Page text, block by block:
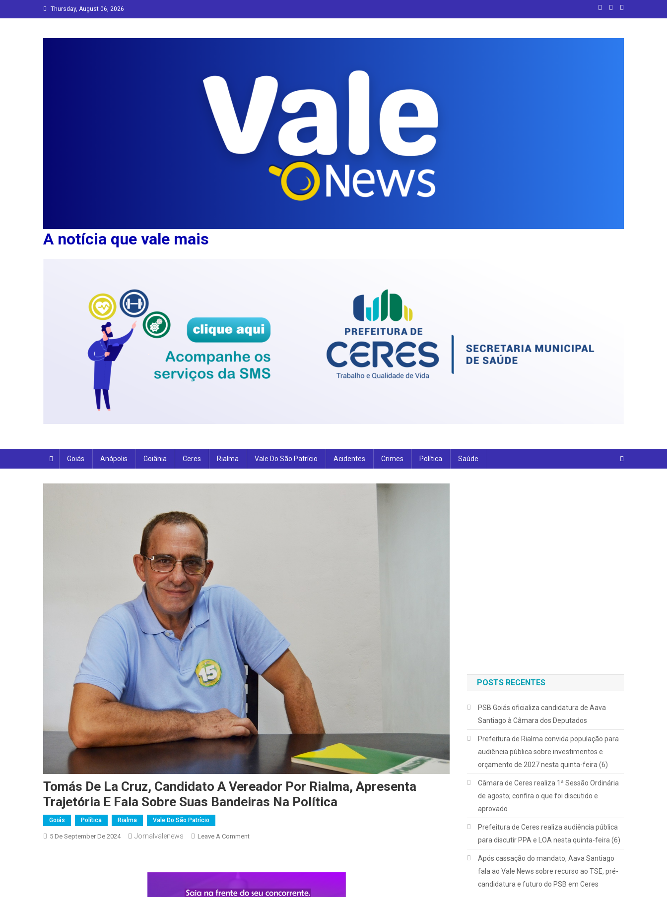
to
Thursday, August 06, 2026
A notícia que vale mais
Goiás Anápolis Goiânia Ceres Rialma Vale Do São Patrício Acidentes Crimes Política Saúde
Tomás De La Cruz, Candidato A Vereador Por Rialma, Apresenta
Trajetória E Fala Sobre Suas Bandeiras Na Política
Goiás Política Rialma Vale Do São Patrício
5 De September De 2024 Jornalvalenews Leave A CommentOn
Candidato
POSTS RECENTES
PSB Goiás oficializa candidatura de Aava
Santiago à Câmara dos Deputados
Prefeitura de Rialma convida população para
audiência pública sobre investimentos e
orçamento de 2027 nesta quinta-feira (6)
Câmara de Ceres realiza 1ª Sessão Ordinária
de agosto; confira o que foi discutido e
aprovado
Prefeitura de Ceres realiza audiência pública
para discutir PPA e LOA nesta quinta-feira (6)
Após cassação do mandato, Aava Santiago
fala ao Vale News sobre recurso ao TSE, pré-
candidatura e futuro do PSB em Ceres